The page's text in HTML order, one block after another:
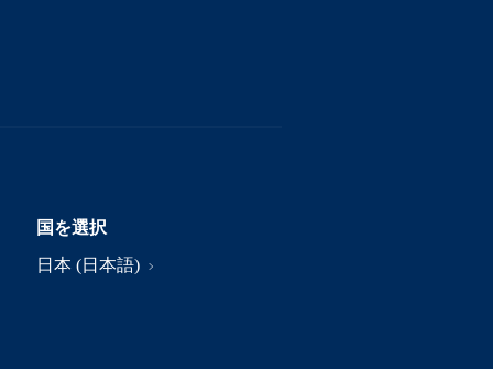
国を選択
日本 (日本語)